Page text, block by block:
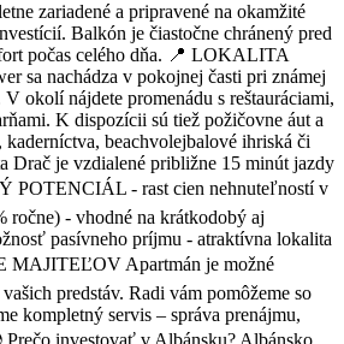
zariadené a pripravené na okamžité
Balkón je čiastočne chránený pred
počas celého dňa. 📍 LOKALITA
sa nachádza v pokojnej časti pri známej
okolí nájdete promenádu s reštauráciami,
K dispozícii sú tiež požičovne áut a
kaderníctva, beachvolejbalové ihriská či
Drač je vzdialené približne 15 minút jazdy
POTENCIÁL - rast cien nehnuteľností v
ročne) - vhodné na krátkodobý aj
pasívneho príjmu - atraktívna lokalita
MAJITEĽOV Apartmán je možné
predstáv. Radi vám pomôžeme so
kompletný servis – správa prenájmu,
Prečo investovať v Albánsku? Albánsko